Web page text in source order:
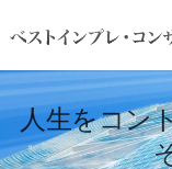
人生をコン